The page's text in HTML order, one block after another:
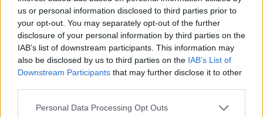
us or personal information disclosed to third parties prior to
your opt-out. You may separately opt-out of the further
disclosure of your personal information by third parties on the
IAB’s list of downstream participants. This information may
also be disclosed by us to third parties on the IAB’s List of
Downstream Participants that may further disclose it to other
Personal Data Processing Opt Outs
Ahora los contenidos p***o van a ser más frecuentes porque
vamos a ver como le chupan la p**** a zapatero todos los dias...
<_<